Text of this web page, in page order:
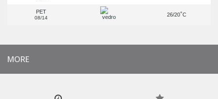
PET
08/14
26/20°C
MORE